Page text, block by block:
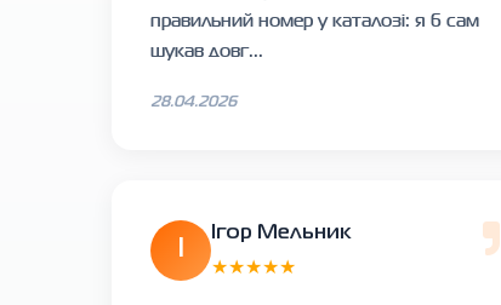
правильний номер у каталозі: я б сам
шукав довг...
28.04.2026
Ігор Мельник
★★★★★